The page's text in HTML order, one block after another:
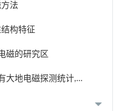
法
构特征
磁的研究区
大地电磁探测统计,参